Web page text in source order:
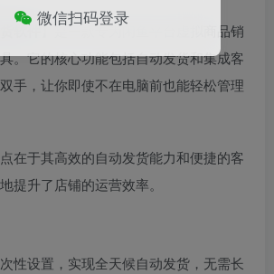
软件】是一款专为闲鱼平台虚拟商品销
。它的核心功能包括自动发货和集成客
手，让你即使不在电脑前也能轻松管理
在于其高效的自动发货能力和便捷的客
提升了店铺的运营效率。
次性设置，实现全天候自动发货，无需长
微信扫码登录